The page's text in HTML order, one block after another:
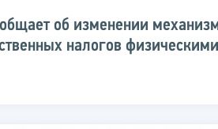
об изменении
налогов физическими